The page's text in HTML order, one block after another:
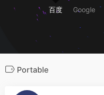
百度 Google
Portable